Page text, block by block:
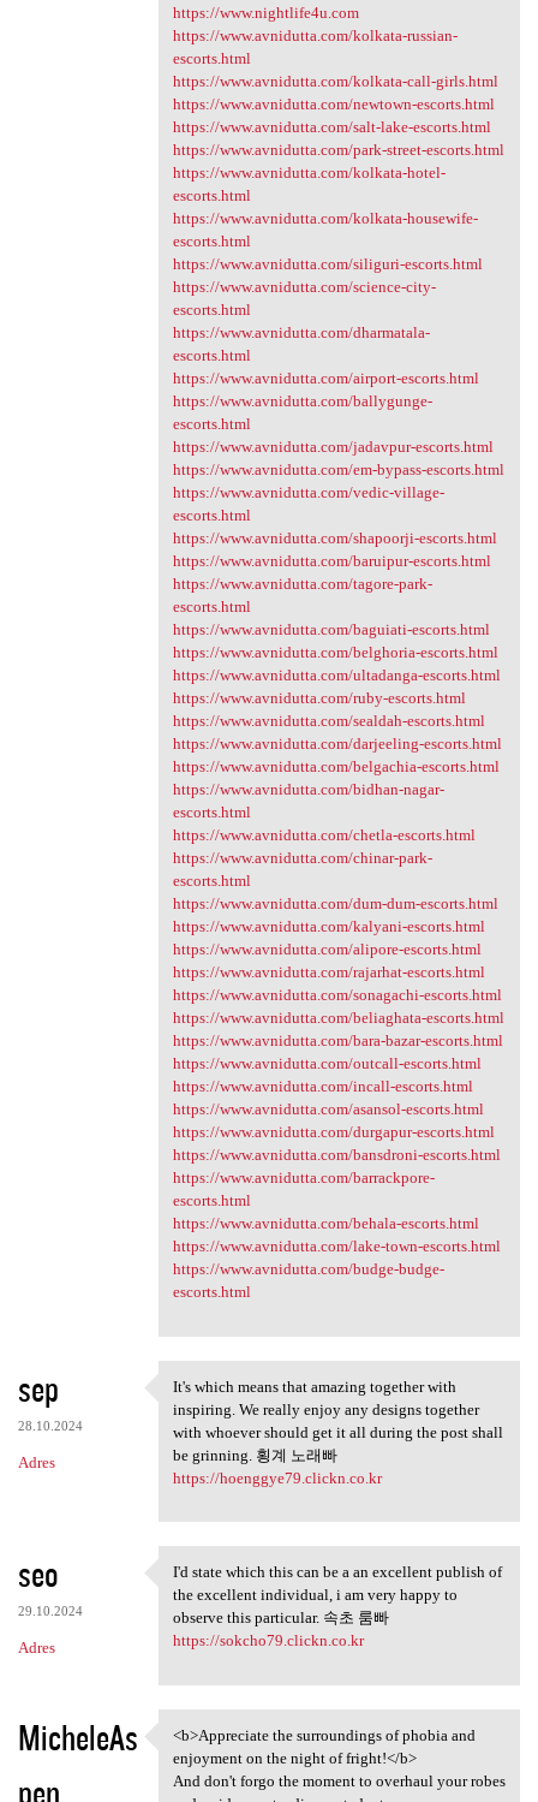
https://www.nightlife4u.com
https://www.avnidutta.com/kolkata-russian-
escorts.html
https://www.avnidutta.com/kolkata-call-girls.html
https://www.avnidutta.com/newtown-escorts.html
https://www.avnidutta.com/salt-lake-escorts.html
https://www.avnidutta.com/park-street-escorts.html
https://www.avnidutta.com/kolkata-hotel-
escorts.html
https://www.avnidutta.com/kolkata-housewife-
escorts.html
https://www.avnidutta.com/siliguri-escorts.html
https://www.avnidutta.com/science-city-
escorts.html
https://www.avnidutta.com/dharmatala-
escorts.html
https://www.avnidutta.com/airport-escorts.html
https://www.avnidutta.com/ballygunge-
escorts.html
https://www.avnidutta.com/jadavpur-escorts.html
https://www.avnidutta.com/em-bypass-escorts.html
https://www.avnidutta.com/vedic-village-
escorts.html
https://www.avnidutta.com/shapoorji-escorts.html
https://www.avnidutta.com/baruipur-escorts.html
https://www.avnidutta.com/tagore-park-
escorts.html
https://www.avnidutta.com/baguiati-escorts.html
https://www.avnidutta.com/belghoria-escorts.html
https://www.avnidutta.com/ultadanga-escorts.html
https://www.avnidutta.com/ruby-escorts.html
https://www.avnidutta.com/sealdah-escorts.html
https://www.avnidutta.com/darjeeling-escorts.html
https://www.avnidutta.com/belgachia-escorts.html
https://www.avnidutta.com/bidhan-nagar-
escorts.html
https://www.avnidutta.com/chetla-escorts.html
https://www.avnidutta.com/chinar-park-
escorts.html
https://www.avnidutta.com/dum-dum-escorts.html
https://www.avnidutta.com/kalyani-escorts.html
https://www.avnidutta.com/alipore-escorts.html
https://www.avnidutta.com/rajarhat-escorts.html
https://www.avnidutta.com/sonagachi-escorts.html
https://www.avnidutta.com/beliaghata-escorts.html
https://www.avnidutta.com/bara-bazar-escorts.html
https://www.avnidutta.com/outcall-escorts.html
https://www.avnidutta.com/incall-escorts.html
https://www.avnidutta.com/asansol-escorts.html
https://www.avnidutta.com/durgapur-escorts.html
https://www.avnidutta.com/bansdroni-escorts.html
https://www.avnidutta.com/barrackpore-
escorts.html
https://www.avnidutta.com/behala-escorts.html
https://www.avnidutta.com/lake-town-escorts.html
https://www.avnidutta.com/budge-budge-
escorts.html
sep
28.10.2024
Adres
It's which means that amazing
It's which means that amazing together with
inspiring. We really enjoy any designs together
with whoever should get it all during the post shall
be grinning. 횡계 노래빠
https://hoenggye79.clickn.co.kr
seo
29.10.2024
Adres
I'd state which this can be a
I'd state which this can be a an excellent publish of
the excellent individual, i am very happy to
observe this particular. 속초 룸빠
https://sokcho79.clickn.co.kr
MicheleAs
pen
<b>Appreciate the
<b>Appreciate the surroundings of phobia and
enjoyment on the night of fright!</b>
And don't forgo the moment to overhaul your robes